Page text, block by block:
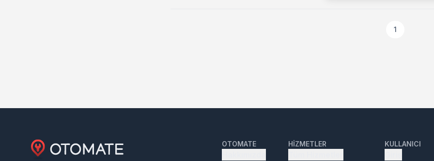
1
OTOMATE HIZMETLER KULLANICI